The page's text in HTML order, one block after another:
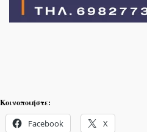
Κοινοποιήστε:
Facebook X